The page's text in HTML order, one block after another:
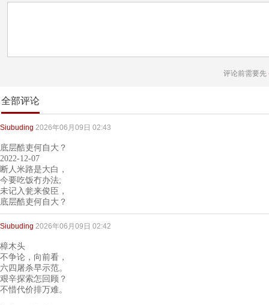
评论前需要先
全部评论
Siubuding 2026年06月09日 02:43
底层酷吏何自大？
2022-12-07
断人米路是大白，
今要吃饭冇办法;
未记入瓮来俊臣，
底层酷吏何自大？
Siubuding 2026年06月09日 02:42
樟木头
不争论，向前看，
六四屠杀早示范。
艰辛探索怎回顾？
不惜代价排万难。